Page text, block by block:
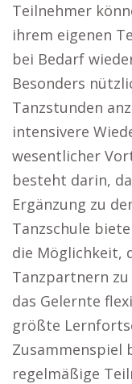
Teilnehmer
ihrem eigenen
bei Bedarf
Besonders
Tanzstunden
intensivere
wesentlicher
besteht darin,
Ergänzung zu
Tanzschule
die Möglichkeit,
Tanzpartnern
das Gelernte
größte
Zusammenspiel
regelmäßige